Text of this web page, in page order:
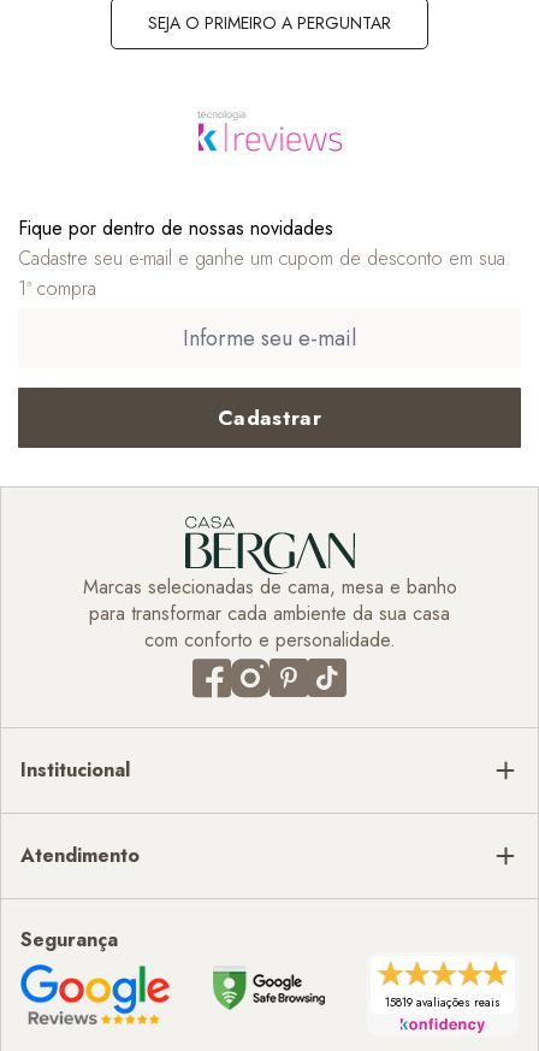
SEJA O PRIMEIRO A PERGUNTAR
Fique por dentro de nossas novidades
Cadastre seu e-mail e ganhe um cupom de desconto em sua
1ª compra
Cadastrar
Marcas selecionadas de cama, mesa e banho
para transformar cada ambiente da sua casa
com conforto e personalidade.
Institucional
Atendimento
Segurança
15819 avaliações reais